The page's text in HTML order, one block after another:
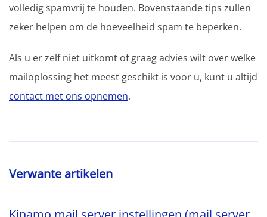
volledig spamvrij te houden. Bovenstaande tips zullen
zeker helpen om de hoeveelheid spam te beperken.
Als u er zelf niet uitkomt of graag advies wilt over welke
mailoplossing het meest geschikt is voor u, kunt u altijd
contact met ons opnemen.
Verwante artikelen